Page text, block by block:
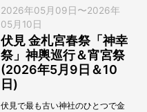
2026年05月09日 〜2026年
05月10日
伏見 金札宮春祭「神幸
祭」神輿巡行＆宵宮祭
(2026年5月9日＆10
日)
伏見で最も古い神社のひとつで金